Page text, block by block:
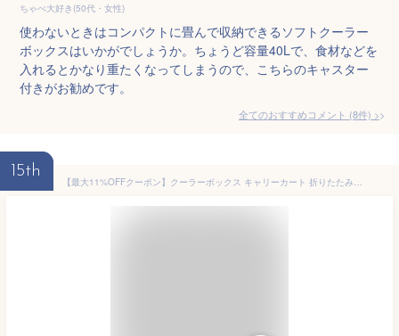
ちゃぺ大好き(50代・女性)
使わないときはコンパクトに畳んで収納できるソフトクーラー
ボックスはいかがでしょうか。ちょうど容量40Lで、食材などを
入れるとかなり重たくなってしまうので、こちらのキャスター
付きがお勧めです。
全てのおすすめコメント (8件) >
15th
【最大11%OFFクーポン】クーラーボックス キャリーカート 折りたたみ 可愛い 買い物 保冷 40L キャスター付き 小型 大型 車中泊 キャリーワゴン クーラーバッグ 部活 花火 釣り ソフトクーラーボックス 大容量 運動会 BBQ 保冷バッグ バーベキュー 花見